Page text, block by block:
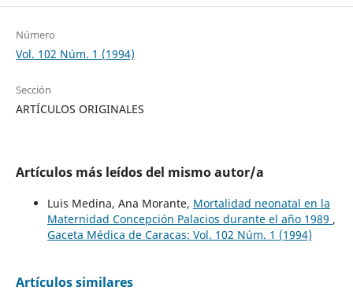
Número
Vol. 102 Núm. 1 (1994)
Sección
ARTÍCULOS ORIGINALES
Artículos más leídos del mismo autor/a
Luis Medina, Ana Morante, Mortalidad neonatal en la
Maternidad Concepción Palacios durante el año 1989 ,
Gaceta Médica de Caracas: Vol. 102 Núm. 1 (1994)
Artículos similares